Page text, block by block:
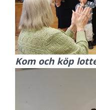
Kom och köp